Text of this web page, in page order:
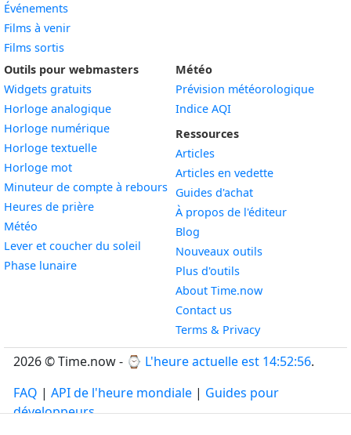
Événements
Films à venir
Films sortis
Outils pour webmasters
Widgets gratuits
Horloge analogiqueWidget
Horloge numériqueWidget
Horloge textuelleWidget
Horloge motWidget
Minuteur de compte à rebours Widget
Heures de prièreWidget
Météo
Lever et coucher du soleil
Phase lunaireWidget
Météo
Prévision météorologique
Indice AQI
Ressources
Articles
Articles en vedette
Guides d'achat
À propos de l'éditeur
Blog
Nouveaux outils
Plus d'outils
About Time.now
Contact us
Terms & Privacy
2026 © Time.now - ⌚ L'heure actuelle est 14:52:56.
FAQ | API de l'heure mondiale | Guides pour
développeurs